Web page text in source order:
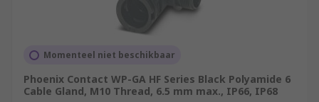
Momenteel niet beschikbaar
Phoenix Contact WP-GA HF Series Black Polyamide 6
Cable Gland, M10 Thread, 6.5 mm max., IP66, IP68